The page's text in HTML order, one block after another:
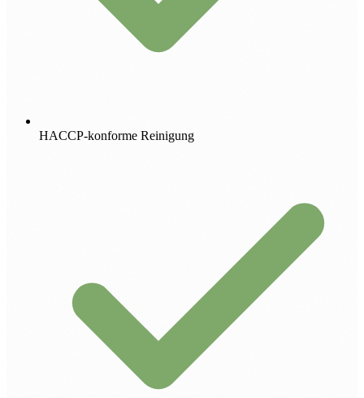
HACCP-konforme Reinigung